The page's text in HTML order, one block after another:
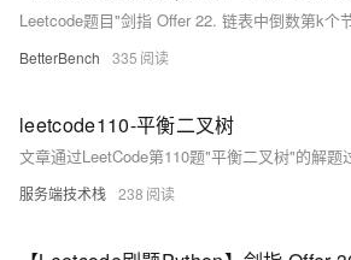
BetterBench 335
leetcode110-平衡二叉树
服务端技术栈 238